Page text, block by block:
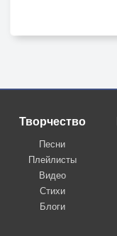
Творчество
Песни
Плейлисты
Видео
Стихи
Блоги